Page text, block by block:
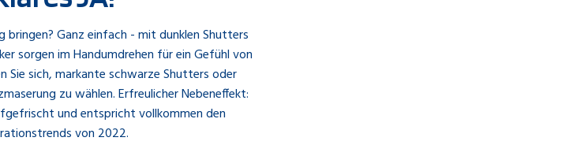
bringen? Ganz einfach - mit dunklen Shutters
sorgen im Handumdrehen für ein Gefühl von
Sie sich, markante schwarze Shutters oder
zu wählen. Erfreulicher Nebeneffekt:
und entspricht vollkommen den
von 2022.